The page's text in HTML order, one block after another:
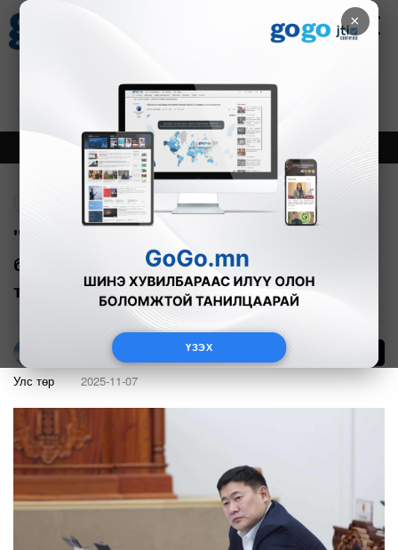
×
ҮЗЭХ
Зурхай
8.08
Онцлох Шинэ
"Бараг 20 жил гацсан төслөө
буцаагаад зогсооё гэж байгаа бол
тэгье л дээ"
Г.Тэгшсүрэн
Улс төр 2025-11-07